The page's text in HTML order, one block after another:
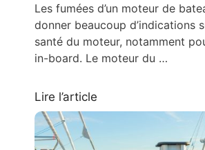
Les fumées d’un moteur de
donner beaucoup d’indications
santé du moteur, notamment
in-board. Le moteur du …
Lire l’article